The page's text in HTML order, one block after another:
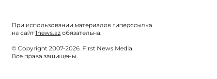
При использовании материалов гиперссылка
на сайт 1news.az обязательна.
© Copyright 2007-2026. First News Media
Все права защищены